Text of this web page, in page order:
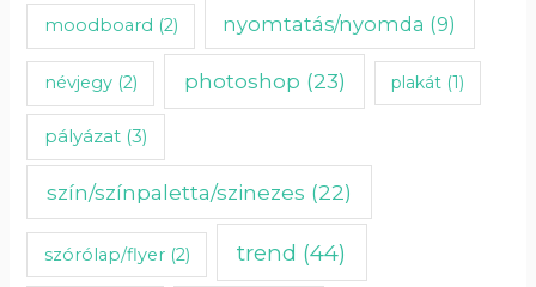
moodboard (2) nyomtatás/nyomda (9)
névjegy(2) photoshop (23) plakát(1)
pályázat(3)
szín/színpaletta/szinezes (22)
szórólap/flyer(2) trend (44)